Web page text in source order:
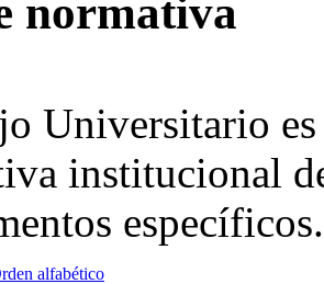
normativa
Universitario
institucional
específicos.
alfabético